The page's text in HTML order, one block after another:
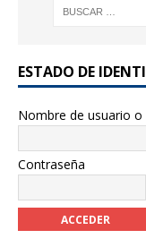
ESTADO DE
Nombre de usuario
Contraseña